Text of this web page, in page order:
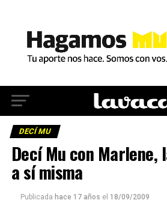
DECÍ MU
Decí Mu con Marlene,
a sí misma
Publicada hace 17 años el 18/09/2009